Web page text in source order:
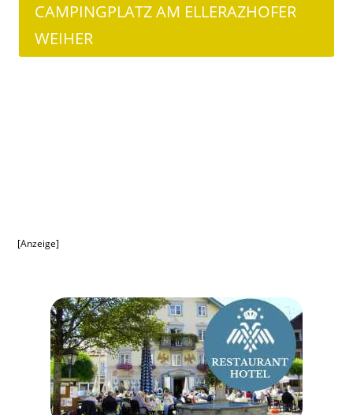
CAMPINGPLATZ AM ELLERAZHOFER
WEIHER
[Anzeige]